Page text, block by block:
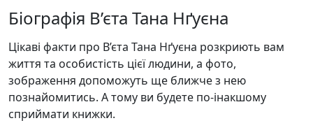
Біографія В’єта Тана Нґуєна
Цікаві факти про В’єта Тана Нґуєна розкриють вам
життя та особистість цієї людини, а фото,
зображення допоможуть ще ближче з нею
познайомитись. А тому ви будете по-інакшому
сприймати книжки.